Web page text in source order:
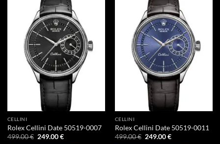
CELLINI
Rolex Cellini Date 50519-0007
499.00€ Ursprünglicher
249.00€Aktueller
CELLINI
Rolex Cellini Date 50519-0011
499.00€ Ursprünglicher
249.00€Aktueller